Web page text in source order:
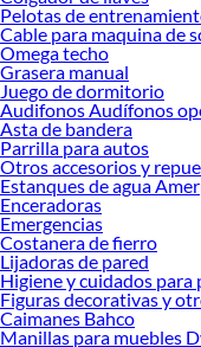
ofrecerte!
Encuentra una amplia
Encuentra todo lo necesario
¡Visítanos y haz tus ideas
Pelotas de
Cable para maquina de
Omega techo
Grasera manual
Juego de dormitorio
Audifonos Audífonos
Asta de bandera
Parrilla para autos
Otros accesorios y
Estanques de agua
Enceradoras
Emergencias
Costanera de fierro
Lijadoras de pared
Higiene y cuidados
Figuras decorativas y
Caimanes Bahco
Manillas para muebles